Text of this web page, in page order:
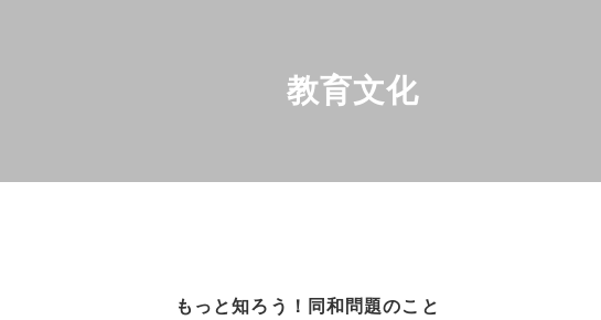
教育文化
もっと知ろう！同和問題のこと